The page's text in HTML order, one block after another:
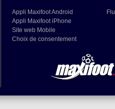
Appli Maxifoot Android
Appli Maxifoot iPhone
Site web Mobile
Choix de consentement